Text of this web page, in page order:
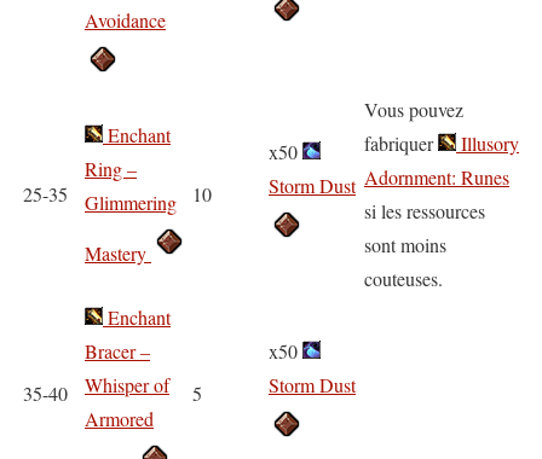
Avoidance
25-35
Enchant
Ring –
Glimmering
Mastery
10
x50
Storm Dust
Vous pouvez
fabriquer
Illusory
Adornment: Runes
si les ressources
sont moins
couteuses.
35-40
Enchant
Bracer –
Whisper of
Armored
5
x50
Storm Dust